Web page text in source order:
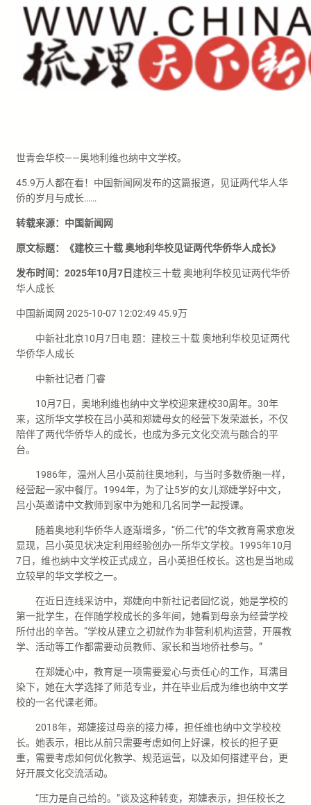
世青会华校——奥地利维也纳中文学校。
45.9万人都在看！中国新闻网发布的这篇报道，见证两代华人华
侨的岁月与成长……
转载来源：中国新闻网
原文标题：《建校三十载 奥地利华校见证两代华侨华人成长》
发布时间：2025年10月7日 建校三十载 奥地利华校见证两代华侨
华人成长
中国新闻网 2025-10-07 12:02:49 45.9万
中新社北京10月7日电 题：建校三十载 奥地利华校见证两代
华侨华人成长
中新社记者 门睿
10月7日，奥地利维也纳中文学校迎来建校30周年。30年
来，这所华文学校在吕小英和郑婕母女的经营下发荣滋长，不仅
陪伴了两代华侨华人的成长，也成为多元文化交流与融合的平
台。
1986年，温州人吕小英前往奥地利，与当时多数侨胞一样，
经营起一家中餐厅。1994年，为了让5岁的女儿郑婕学好中文，
吕小英邀请中文教师到家中为她和几名同学一起授课。
随着奥地利华侨华人逐渐增多，“侨二代”的华文教育需求愈发
显现，吕小英见状决定利用经验创办一所华文学校。1995年10月
7日，维也纳中文学校正式成立，吕小英担任校长。这也是当地成
立较早的华文学校之一。
在近日连线采访中，郑婕向中新社记者回忆说，她是学校的
第一批学生，在伴随学校成长的多年间，她看到母亲为经营学校
所付出的辛苦。“学校从建立之初就作为非营利机构运营，开展教
学、活动等工作都需要动员教师、家长和当地侨社参与。”
在郑婕心中，教育是一项需要爱心与责任心的工作，耳濡目
染下，她在大学选择了师范专业，并在毕业后成为维也纳中文学
校的一名代课老师。
2018年，郑婕接过母亲的接力棒，担任维也纳中文学校校
长。她表示，相比从前只需要考虑如何上好课，校长的担子更
重，需要考虑如何优化教学、规范运营，以及如何搭建平台，更
好开展文化交流活动。
“压力是自己给的。”谈及这种转变，郑婕表示，担任校长之